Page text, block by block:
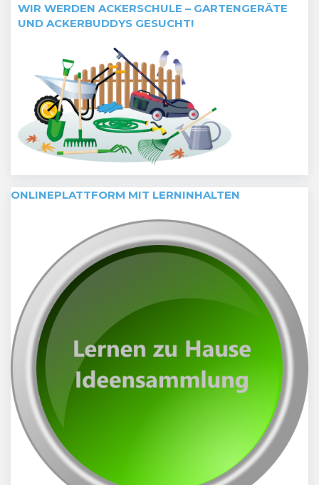
WIR WERDEN ACKERSCHULE – GARTENGERÄTE
UND ACKERBUDDYS GESUCHT!
ONLINEPLATTFORM MIT LERNINHALTEN